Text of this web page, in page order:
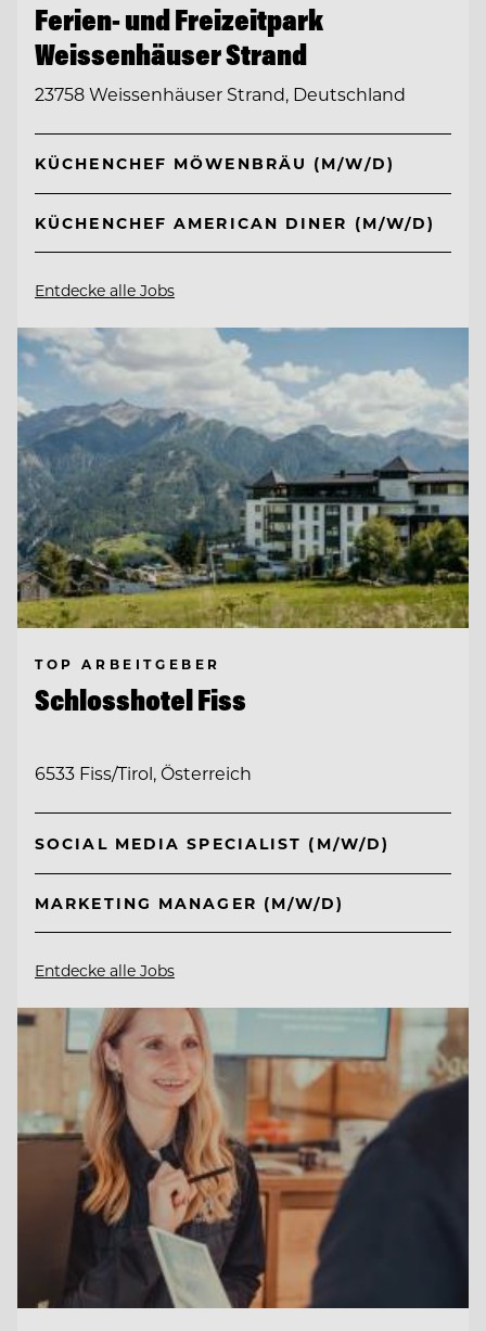
Ferien- und Freizeitpark
Weissenhäuser Strand
23758 Weissenhäuser Strand, Deutschland
KÜCHENCHEF MÖWENBRÄU (M/W/D)
KÜCHENCHEF AMERICAN DINER (M/W/D)
Entdecke alle Jobs
TOP ARBEITGEBER
Schlosshotel Fiss
6533 Fiss/Tirol, Österreich
SOCIAL MEDIA SPECIALIST (M/W/D)
MARKETING MANAGER (M/W/D)
Entdecke alle Jobs